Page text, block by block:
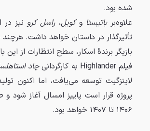
شده بود.
علاوه‌برباتیستا وکویل، راسل کرو نیز
تأثیرگذار در داستان خواهد داشت.
بازیگر برنده‌ٔ اسکار، سطح انتظارات از
فیلم Highlander به کارگردانی
چاد
پروژه قرار است پاییز امسال آغاز شود
۱۴۰۶ تا ۱۴۰۷ خواهد بود.